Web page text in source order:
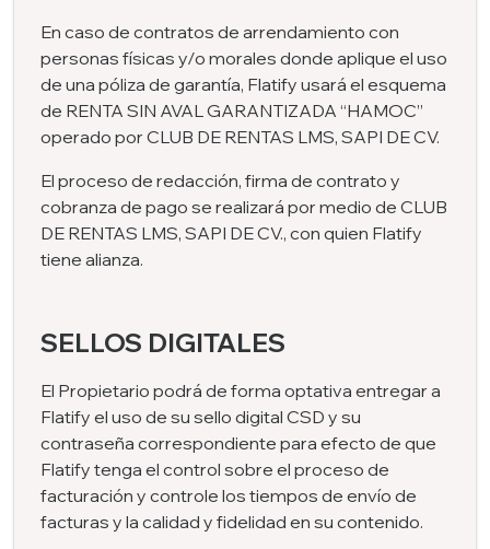
En caso de contratos de arrendamiento con
personas físicas y/o morales donde aplique el uso
de una póliza de garantía, Flatify usará el esquema
de RENTA SIN AVAL GARANTIZADA “HAMOC”
operado por CLUB DE RENTAS LMS, SAPI DE CV.
El proceso de redacción, firma de contrato y
cobranza de pago se realizará por medio de CLUB
DE RENTAS LMS, SAPI DE CV., con quien Flatify
tiene alianza.
SELLOS DIGITALES
El Propietario podrá de forma optativa entregar a
Flatify el uso de su sello digital CSD y su
contraseña correspondiente para efecto de que
Flatify tenga el control sobre el proceso de
facturación y controle los tiempos de envío de
facturas y la calidad y fidelidad en su contenido.